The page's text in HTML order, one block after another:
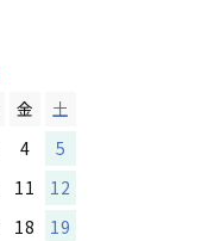
金
土
4
5
11
12
18
19